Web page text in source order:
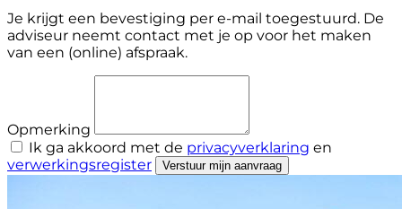
Je krijgt een bevestiging per e-mail toegestuurd. De
adviseur neemt contact met je op voor het maken
van een (online) afspraak.
Opmerking
Ik ga akkoord met de privacyverklaring en
verwerkingsregister
Verstuur mijn aanvraag